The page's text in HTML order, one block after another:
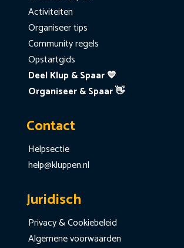
Activiteiten
Organiseer tips
Community regels
Opstartgids
Deel Klup & Spaar 💙
Organiseer & Spaar 👋
Contact
Helpsectie
help@kluppen.nl
Juridisch
Privacy & Cookiebeleid
Algemene voorwaarden